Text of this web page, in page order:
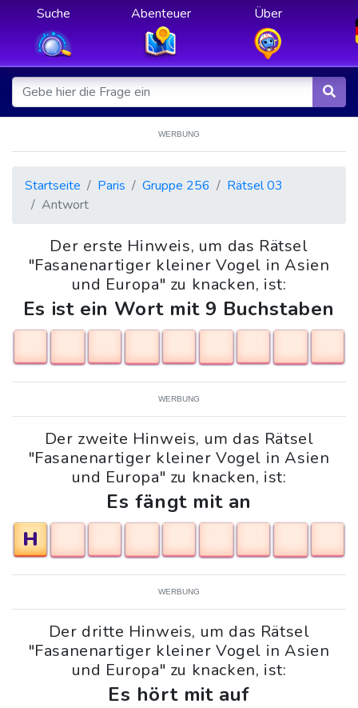
Suche Abenteuer Über
WERBUNG
Startseite Paris Gruppe 256
Rätsel 03
Antwort
Der erste Hinweis, um das Rätsel
"Fasanenartiger kleiner Vogel in Asien
und Europa" zu knacken, ist:
Es ist ein Wort mit 9 Buchstaben
WERBUNG
Der zweite Hinweis, um das Rätsel
"Fasanenartiger kleiner Vogel in Asien
und Europa" zu knacken, ist:
Es fängt mit an
H
WERBUNG
Der dritte Hinweis, um das Rätsel
"Fasanenartiger kleiner Vogel in Asien
und Europa" zu knacken, ist:
Es hört mit auf